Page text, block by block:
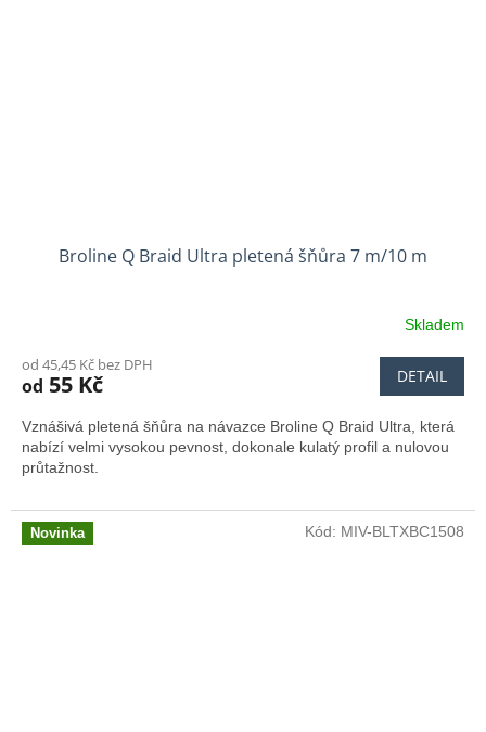
Broline Q Braid Ultra pletená šňůra 7 m/10 m
Skladem
od 45,45 Kč bez DPH
od 55 Kč DETAIL
Vznášivá pletená šňůra na návazce Broline Q Braid Ultra, která
nabízí velmi vysokou pevnost, dokonale kulatý profil a nulovou
průtažnost.
Novinka Kód: MIV-BLTXBC1508